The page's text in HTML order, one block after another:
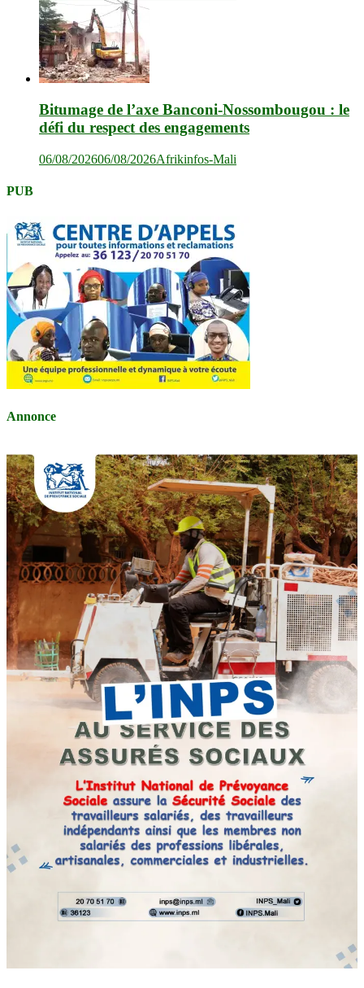
Bitumage de l’axe Banconi-Nossombougou : le
défi du respect des engagements
06/08/202606/08/2026Afrikinfos-Mali
PUB
Annonce